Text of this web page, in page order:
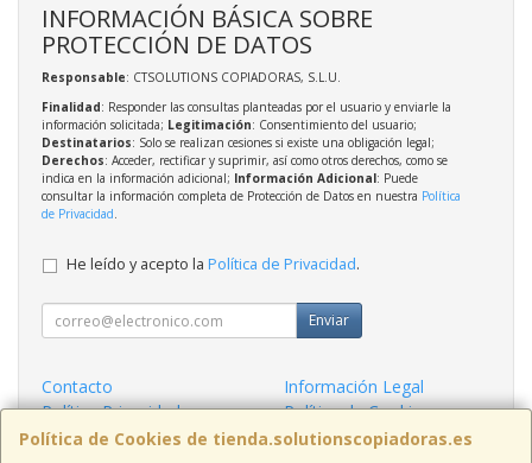
Política de Cookies de tienda.solutionscopiadoras.es
INFORMACIÓN BÁSICA SOBRE
PROTECCIÓN DE DATOS
Responsable: CTSOLUTIONS COPIADORAS, S.L.U.
Finalidad: Responder las consultas planteadas por el usuario y enviarle la
información solicitada; Legitimación: Consentimiento del usuario;
Destinatarios: Solo se realizan cesiones si existe una obligación legal;
Derechos: Acceder, rectificar y suprimir, así como otros derechos, como se
indica en la información adicional; Información Adicional: Puede
consultar la información completa de Protección de Datos en nuestra Política
de Privacidad.
He leído y acepto la Política de Privacidad.
Enviar
Contacto
Información Legal
Política Privacidad
Política de Cookies
Condiciones de Compra
Formas de Pago